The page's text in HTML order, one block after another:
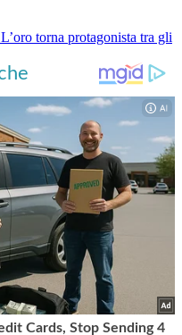
L’oro torna protagonista tra gli